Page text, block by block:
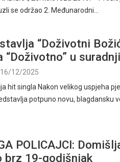
se održao 2. Međunarodni…
“Doživotni
“Doživotno” u
16/12/2025
hit singla Nakon velikog uspjeha
potpuno novu, blagdansku
POLICAJCI:
brz 19-godišnjak